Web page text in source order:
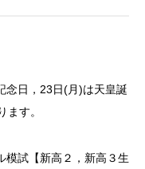
念日，23日(月)は天皇誕
す。
模試【新高２，新高３生